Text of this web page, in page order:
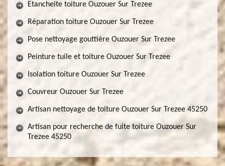
Etancheite toiture Ouzouer Sur Trezee
Réparation toiture Ouzouer Sur Trezee
Pose nettoyage gouttière Ouzouer Sur Trezee
Peinture tuile et toiture Ouzouer Sur Trezee
Isolation toiture Ouzouer Sur Trezee
Couvreur Ouzouer Sur Trezee
Artisan nettoyage de toiture Ouzouer Sur Trezee 45250
Artisan pour recherche de fuite toiture Ouzouer Sur
Trezee 45250